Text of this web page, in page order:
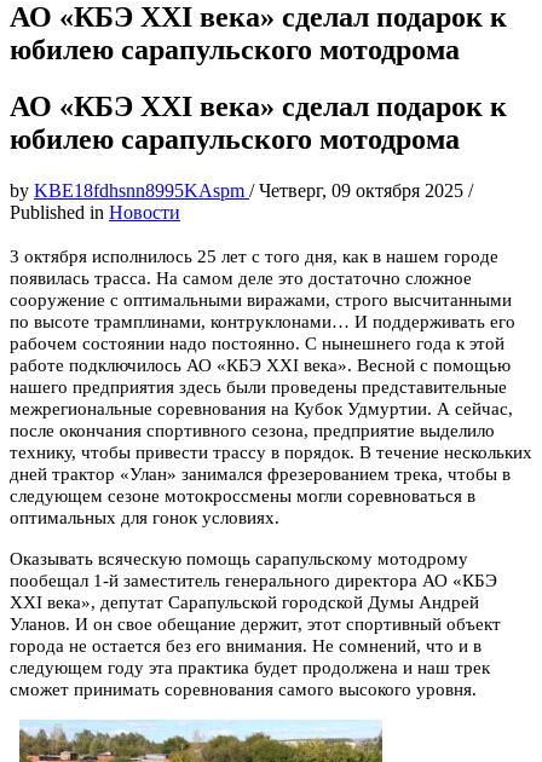
АО «КБЭ XXI века» сделал подарок к
юбилею сарапульского мотодрома
АО «КБЭ XXI века» сделал подарок к
юбилею сарапульского мотодрома
by KBE18fdhsnn8995KAspm /Четверг, 09 октября 2025 /
Published in Новости
3 октября исполнилось 25 лет с того дня, как в нашем городе
появилась трасса. На самом деле это достаточно сложное
сооружение с оптимальными виражами, строго высчитанными
по высоте трамплинами, контруклонами… И поддерживать его
рабочем состоянии надо постоянно. С нынешнего года к этой
работе подключилось АО «КБЭ XXI века». Весной с помощью
нашего предприятия здесь были проведены представительные
межрегиональные соревнования на Кубок Удмуртии. А сейчас,
после окончания спортивного сезона, предприятие выделило
технику, чтобы привести трассу в порядок. В течение нескольких
дней трактор «Улан» занимался фрезерованием трека, чтобы в
следующем сезоне мотокроссмены могли соревноваться в
оптимальных для гонок условиях.
Оказывать всяческую помощь сарапульскому мотодрому
пообещал 1-й заместитель генерального директора АО «КБЭ
XXI века», депутат Сарапульской городской Думы Андрей
Уланов. И он свое обещание держит, этот спортивный объект
города не остается без его внимания. Не сомнений, что и в
следующем году эта практика будет продолжена и наш трек
сможет принимать соревнования самого высокого уровня.